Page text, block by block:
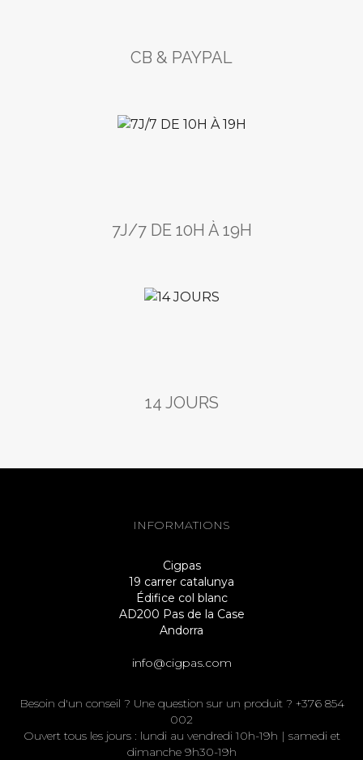
CB & PAYPAL
7J/7 DE 10H À 19H
14 JOURS
INFORMATIONS
Cigpas
19 carrer catalunya
Édifice col blanc
AD200 Pas de la Case
Andorra
info@cigpas.com
Besoin d'un conseil ? Une question sur un produit ? +376 854
002
Ouvert tous les jours : lundi au vendredi 10h-19h | samedi et
dimanche 9h30-19h